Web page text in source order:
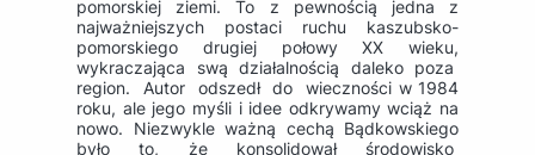
pomorskiej ziemi. To z pewnością jedna z
najważniejszych postaci ruchu kaszubsko-
pomorskiego drugiej połowy XX wieku,
wykraczająca swą działalnością daleko poza
region. Autor odszedł do wieczności w 1984
roku, ale jego myśli i idee odkrywamy wciąż na
nowo. Niezwykle ważną cechą Bądkowskiego
było to, że konsolidował środowisko